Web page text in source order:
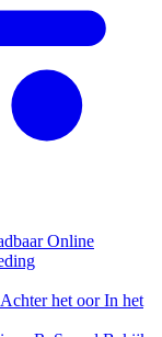
Online
Achter het oorIn het